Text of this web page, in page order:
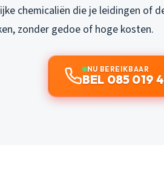
chemicaliën die je leidingen of
zonder gedoe of hoge kosten.
NU BEREIKBAAR
BEL 085 019